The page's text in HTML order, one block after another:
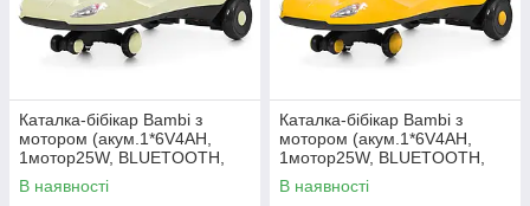
Каталка-бібікар Bambi з
мотором (акум.1*6V4AH,
1мотор25W, BLUETOOTH,
музика, світло) M 6363-11
Сіра
В наявності
Каталка-бібікар Bambi з
мотором (акум.1*6V4AH,
1мотор25W, BLUETOOTH,
музика, світло) M 6363-6
Жовта
В наявності